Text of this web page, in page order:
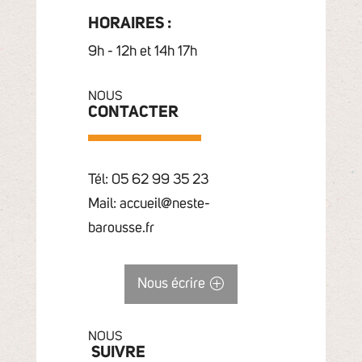
HORAIRES :
9h - 12h et 14h 17h
NOUS
CONTACTER
Tél: 05 62 99 35 23
Mail: accueil@neste-
barousse.fr
Nous écrire
NOUS
SUIVRE